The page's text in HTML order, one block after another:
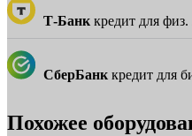
Т-Банк кредит для
СберБанк кредит для
Похожее